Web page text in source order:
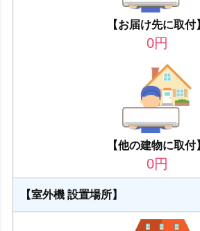
【お届け先に取付
0円
【他の建物に取付
0円
【室外機 設置場所】